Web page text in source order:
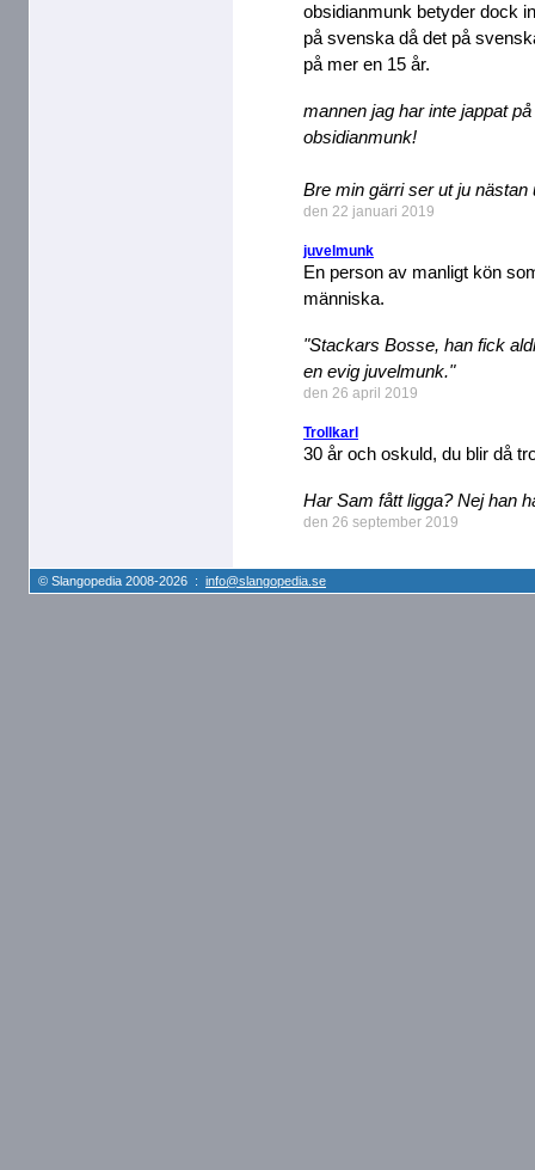
obsidianmunk betyder dock
på svenska då det på
på mer en 15 år.
mannen jag har inte jappat
obsidianmunk!
Bre min gärri ser ut ju
den 22 januari 2019
juvelmunk
En person av manligt kön
människa.
"Stackars Bosse, han fick
en evig juvelmunk."
den 26 april 2019
Trollkarl
30 år och oskuld, du blir då
Har Sam fått ligga? Nej han
den 26 september 2019
© Slangopedia 2008-2026 : info@slangopedia.se